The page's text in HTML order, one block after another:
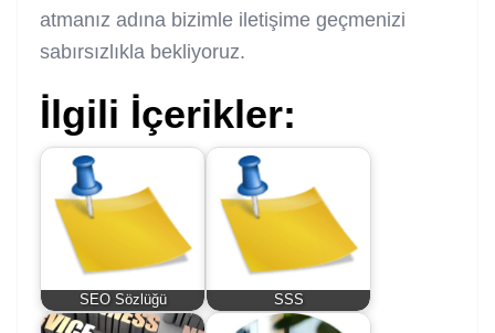
atmanız adına bizimle iletişime geçmenizi
sabırsızlıkla bekliyoruz.
İlgili İçerikler:
SEO Sözlüğü SSS